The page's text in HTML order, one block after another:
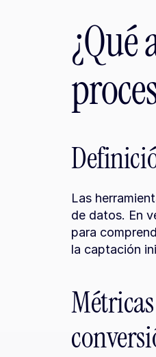
Las
de datos. En
para
la captación